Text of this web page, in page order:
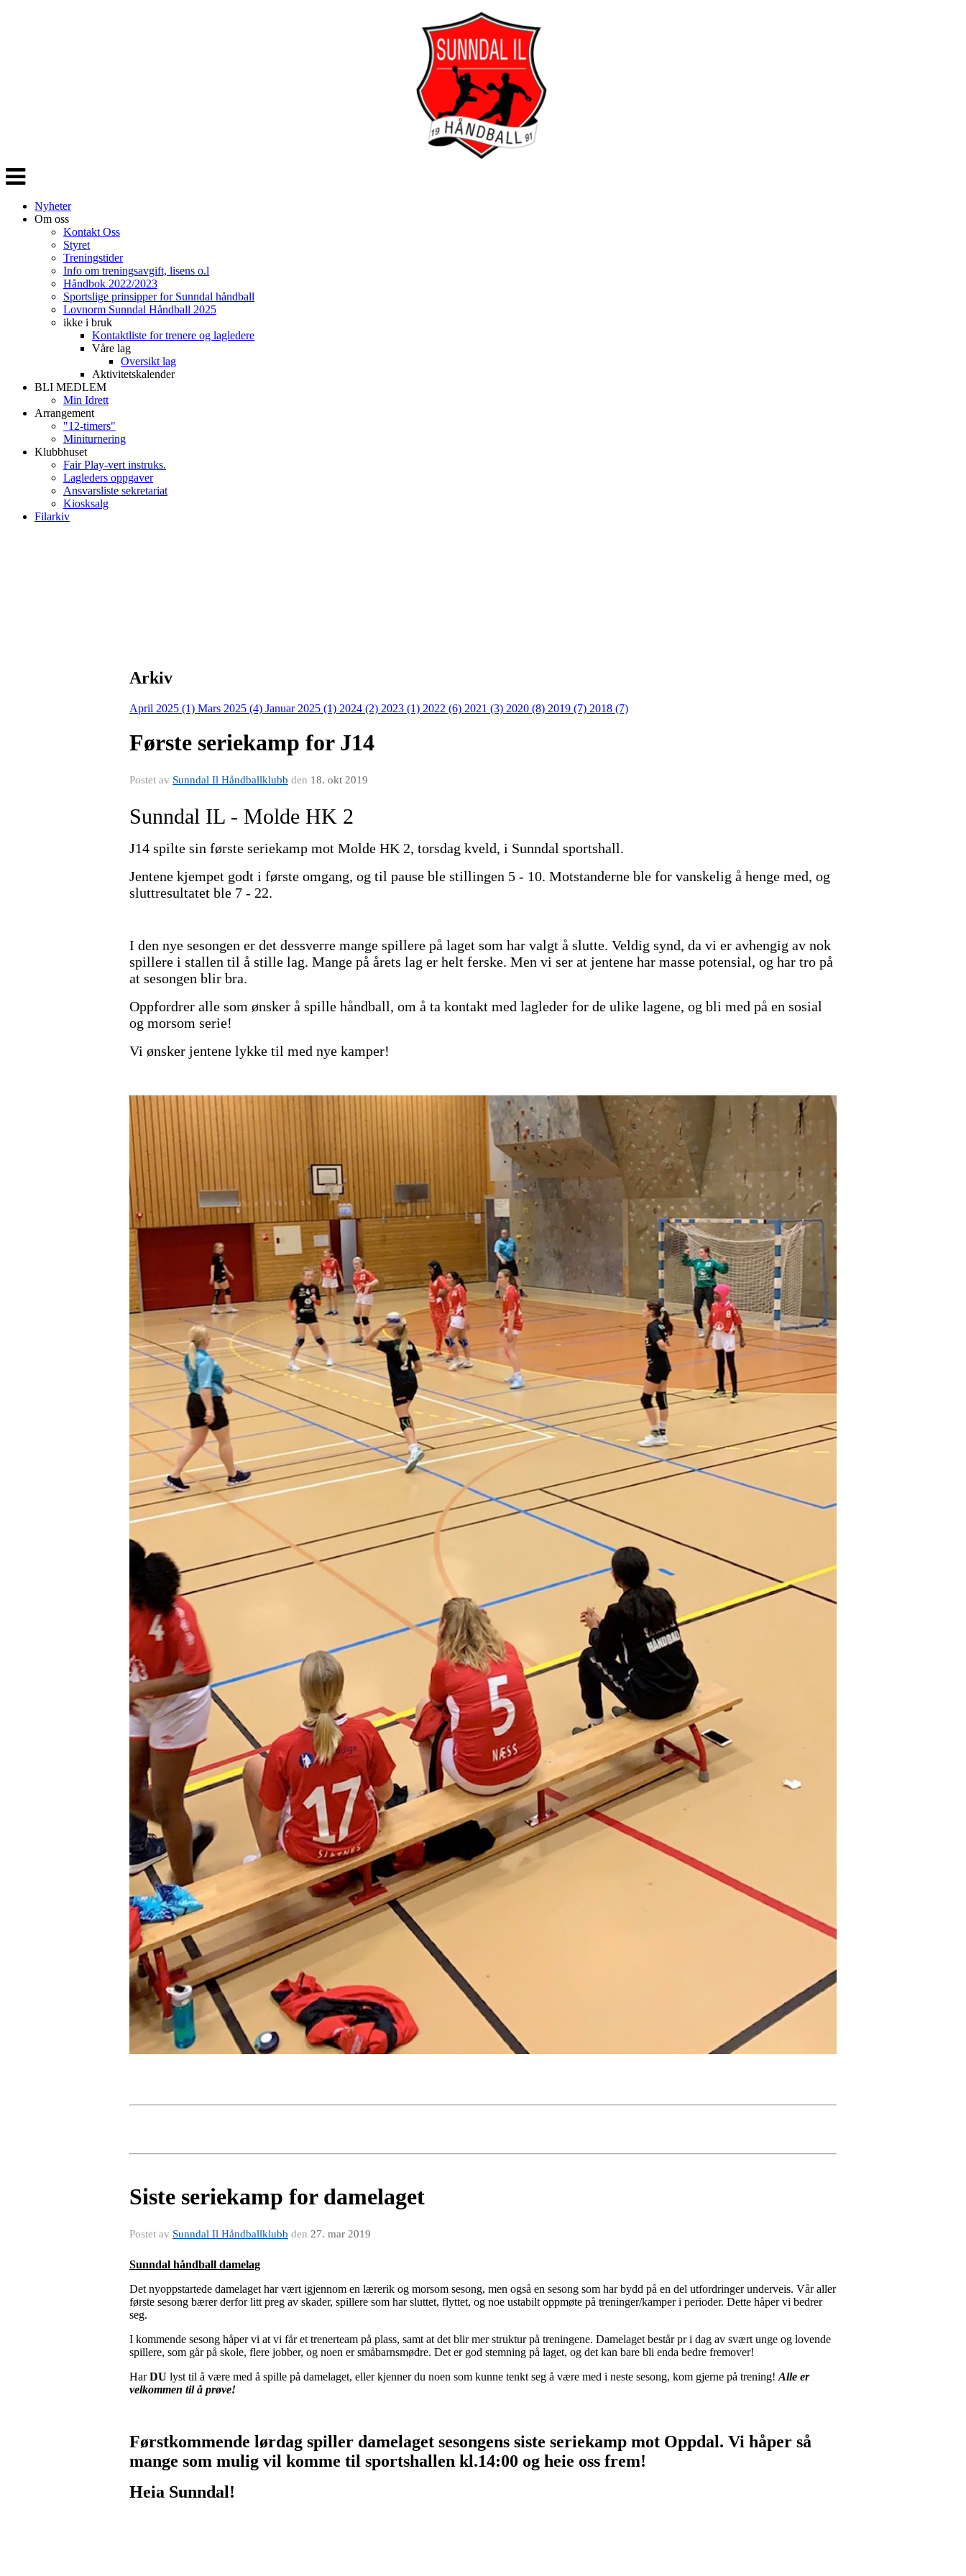
Veksle
navigasjon
Nyheter
Om oss
Kontakt Oss
Styret
Treningstider
Info om treningsavgift, lisens o.l
Håndbok 2022/2023
Sportslige prinsipper for Sunndal håndball
Lovnorm Sunndal Håndball 2025
ikke i bruk
Kontaktliste for trenere og lagledere
Våre lag
Oversikt lag
Aktivitetskalender
BLI MEDLEM
Min Idrett
Arrangement
"12-timers"
Miniturnering
Klubbhuset
Fair Play-vert instruks.
Lagleders oppgaver
Ansvarsliste sekretariat
Kiosksalg
Filarkiv
Arkiv
April 2025 (1) Mars 2025 (4) Januar 2025 (1) 2024 (2) 2023 (1) 2022 (6) 2021 (3) 2020 (8) 2019 (7) 2018 (7)
Første seriekamp for J14
Postet av Sunndal Il Håndballklubb den 18. okt 2019
Sunndal IL - Molde HK 2
J14 spilte sin første seriekamp mot Molde HK 2, torsdag kveld, i Sunndal sportshall.
Jentene kjempet godt i første omgang, og til pause ble stillingen 5 - 10. Motstanderne ble for vanskelig å henge med, og
sluttresultatet ble 7 - 22.
I den nye sesongen er det dessverre mange spillere på laget som har valgt å slutte. Veldig synd, da vi er avhengig av nok
spillere i stallen til å stille lag. Mange på årets lag er helt ferske. Men vi ser at jentene har masse potensial, og har tro på
at sesongen blir bra.
Oppfordrer alle som ønsker å spille håndball, om å ta kontakt med lagleder for de ulike lagene, og bli med på en sosial
og morsom serie!
Vi ønsker jentene lykke til med nye kamper!
Siste seriekamp for damelaget
Postet av Sunndal Il Håndballklubb den 27. mar 2019
Sunndal håndball damelag
Det nyoppstartede damelaget har vært igjennom en lærerik og morsom sesong, men også en sesong som har bydd på en del utfordringer underveis. Vår aller
første sesong bærer derfor litt preg av skader, spillere som har sluttet, flyttet, og noe ustabilt oppmøte på treninger/kamper i perioder. Dette håper vi bedrer
seg.
I kommende sesong håper vi at vi får et trenerteam på plass, samt at det blir mer struktur på treningene. Damelaget består pr i dag av svært unge og lovende
spillere, som går på skole, flere jobber, og noen er småbarnsmødre. Det er god stemning på laget, og det kan bare bli enda bedre fremover!
HarDU lyst til å være med å spille på damelaget, eller kjenner du noen som kunne tenkt seg å være med i neste sesong, kom gjerne på trening! Alle er
velkommen til å prøve!
Førstkommende lørdag spiller damelaget sesongens siste seriekamp mot Oppdal. Vi håper så
mange som mulig vil komme til sportshallen kl.14:00 og heie oss frem!
Heia Sunndal!